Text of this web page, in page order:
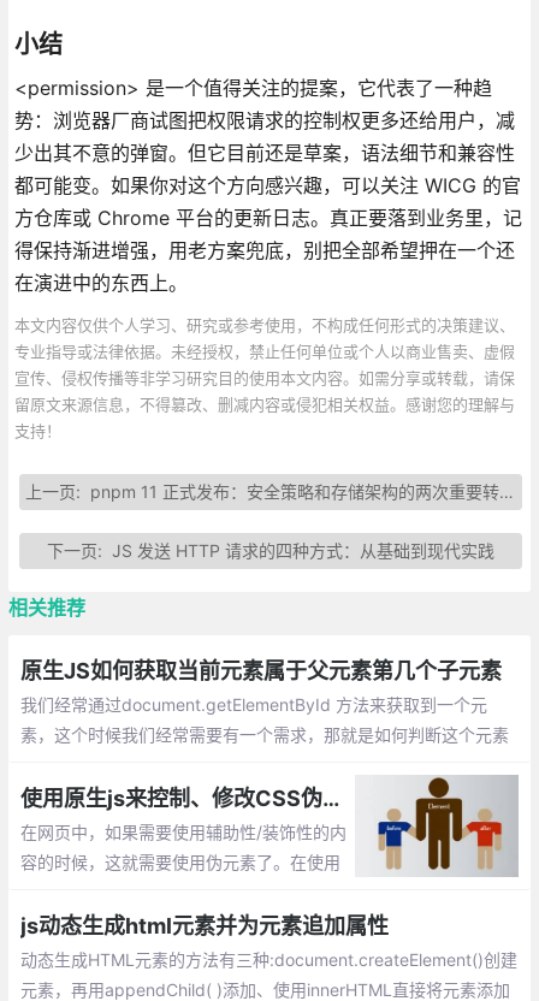
小结
<permission> 是一个值得关注的提案，它代表了一种趋
势：浏览器厂商试图把权限请求的控制权更多还给用户，减
少出其不意的弹窗。但它目前还是草案，语法细节和兼容性
都可能变。如果你对这个方向感兴趣，可以关注 WICG 的官
方仓库或 Chrome 平台的更新日志。真正要落到业务里，记
得保持渐进增强，用老方案兜底，别把全部希望押在一个还
在演进中的东西上。
本文内容仅供个人学习、研究或参考使用，不构成任何形式的决策建议、
专业指导或法律依据。未经授权，禁止任何单位或个人以商业售卖、虚假
宣传、侵权传播等非学习研究目的使用本文内容。如需分享或转载，请保
留原文来源信息，不得篡改、删减内容或侵犯相关权益。感谢您的理解与
支持！
上一页: pnpm 11 正式发布：安全策略和存储架构的两次重要转向
下一页: JS 发送 HTTP 请求的四种方式：从基础到现代实践
相关推荐
原生JS如何获取当前元素属于父元素第几个子元素
我们经常通过document.getElementById 方法来获取到一个元
素，这个时候我们经常需要有一个需求，那就是如何判断这个元素
previousSibling 属性，额外需要注意的是该属性会遍历text节点，
即回车键。
使用原生js来控制、修改CSS伪元素的方法总汇, 例如:before和:after
在网页中，如果需要使用辅助性/装饰性的内
容的时候，这就需要使用伪元素了。在使用
它，这篇文章主要就介绍下如果间接的控
制、修改css中伪元素的方法
js动态生成html元素并为元素追加属性
动态生成HTML元素的方法有三种:document.createElement()创建
元素，再用appendChild( )添加、使用innerHTML直接将元素添加